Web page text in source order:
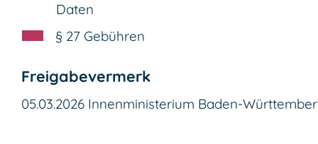
Daten
§ 27 Gebühren
Freigabevermerk
05.03.2026 Innenministerium Baden-